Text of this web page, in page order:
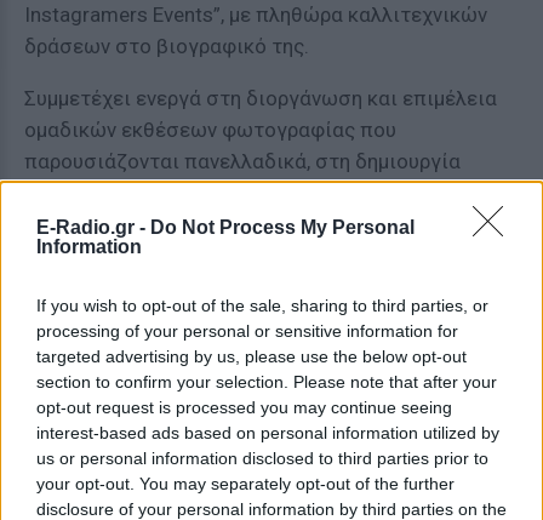
E-Radio.gr - Do Not Process My Personal
Information
If you wish to opt-out of the sale, sharing to third parties, or
processing of your personal or sensitive information for
targeted advertising by us, please use the below opt-out
section to confirm your selection. Please note that after your
opt-out request is processed you may continue seeing
interest-based ads based on personal information utilized by
us or personal information disclosed to third parties prior to
your opt-out. You may separately opt-out of the further
disclosure of your personal information by third parties on the
Instagramers Events”, με πληθώρα καλλιτεχνικών
δράσεων στο βιογραφικό της.
Συμμετέχει ενεργά στη διοργάνωση και επιμέλεια
ομαδικών εκθέσεων φωτογραφίας που
παρουσιάζονται πανελλαδικά, στη δημιουργία
σεμινάρια φωτογραφίας, ταξιδιωτικά
φωτογραφικά projects, φωτογραφικά λευκώματα,
φορείς του πολιτισμού όπως μουσεία, θέατρα και
καλλιτεχνικά φεστιβάλ, προσφέροντας δυναμικά
τις υπηρεσίες της στο χώρο της τέχνης. Η έκθεση
“PIRAEUS AQUATIC” είναι η δεύτερη ατομική της
έκθεση.
ΔΙΑΦΗΜΙΣΗ